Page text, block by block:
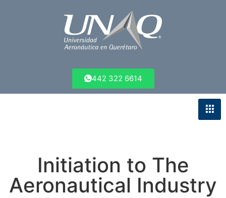
442 322 6614
Initiation to The
Aeronautical Industry